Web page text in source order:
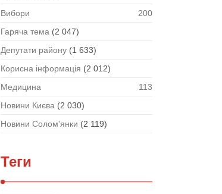
Вибори
200
Гаряча тема (2 047)
Депутати району (1 633)
Корисна інформація (2 012)
Медицина
113
Новини Києва (2 030)
Новини Солом'янки (2 119)
Теги